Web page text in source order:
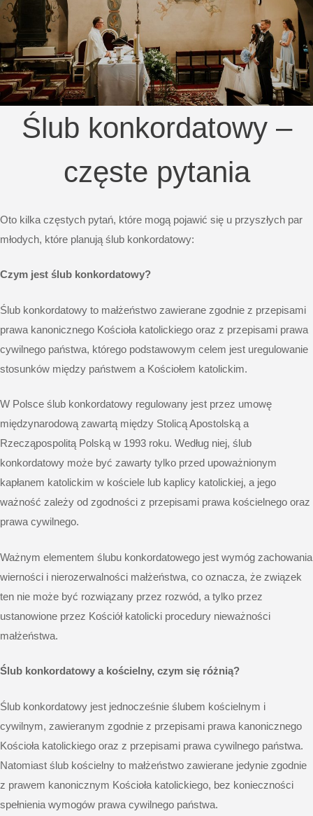
Ślub konkordatowy –
częste pytania
Oto kilka częstych pytań, które mogą pojawić się u przyszłych par
młodych, które planują ślub konkordatowy:
Czym jest ślub konkordatowy?
Ślub konkordatowy to małżeństwo zawierane zgodnie z przepisami
prawa kanonicznego Kościoła katolickiego oraz z przepisami prawa
cywilnego państwa, którego podstawowym celem jest uregulowanie
stosunków między państwem a Kościołem katolickim.
W Polsce ślub konkordatowy regulowany jest przez umowę
międzynarodową zawartą między Stolicą Apostolską a
Rzecząpospolitą Polską w 1993 roku. Według niej, ślub
konkordatowy może być zawarty tylko przed upoważnionym
kapłanem katolickim w kościele lub kaplicy katolickiej, a jego
ważność zależy od zgodności z przepisami prawa kościelnego oraz
prawa cywilnego.
Ważnym elementem ślubu konkordatowego jest wymóg zachowania
wierności i nierozerwalności małżeństwa, co oznacza, że związek
ten nie może być rozwiązany przez rozwód, a tylko przez
ustanowione przez Kościół katolicki procedury nieważności
małżeństwa.
Ślub konkordatowy a kościelny, czym się różnią?
Ślub konkordatowy jest jednocześnie ślubem kościelnym i
cywilnym, zawieranym zgodnie z przepisami prawa kanonicznego
Kościoła katolickiego oraz z przepisami prawa cywilnego państwa.
Natomiast ślub kościelny to małżeństwo zawierane jedynie zgodnie
z prawem kanonicznym Kościoła katolickiego, bez konieczności
spełnienia wymogów prawa cywilnego państwa.